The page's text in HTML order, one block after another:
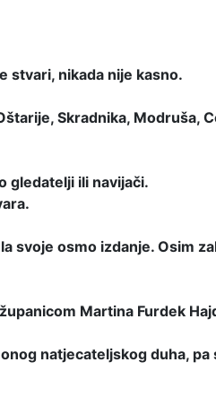
stvari, nikada nije kasno.
Skradnika, Modruša,
gledatelji ili navijači.
svoje osmo izdanje. Osim
Martina Furdek
natjecateljskog duha,